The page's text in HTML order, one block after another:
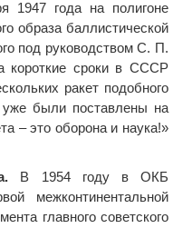
1947 года на полигоне
образа баллистической
под руководством С. П.
короткие сроки в СССР
ракет подобного
были поставлены на
– это оборона и наука!»
В 1954 году в ОКБ
межконтинентальной
главного советского